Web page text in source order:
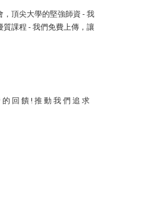
頂尖大學的堅強師資 - 我
課程 - 我們免費上傳，讓
回 饋 ! 推 動 我 們 追 求